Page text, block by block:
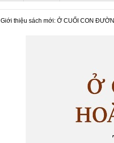
Giới thiệu sách mới: Ở CUỐI CON